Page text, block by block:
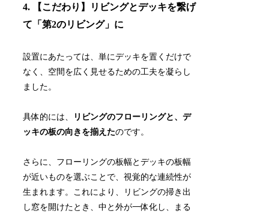
4. 【こだわり】リビングとデッキを繋げ
て「第2のリビング」に
設置にあたっては、単にデッキを置くだけで
なく、空間を広く見せるための工夫を凝らし
ました。
具体的には、
リビングのフローリングと、デ
ッキの板の向きを揃えたのです。
さらに、フローリングの板幅とデッキの板幅
が近いものを選ぶことで、視覚的な連続性が
生まれます。これにより、リビングの掃き出
し窓を開けたとき、中と外が一体化し、まる